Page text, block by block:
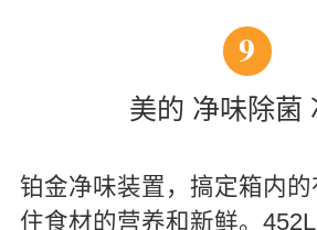
9
美的 净味除菌
铂金净味装置，搞定箱内
住食材的营养和新鲜。